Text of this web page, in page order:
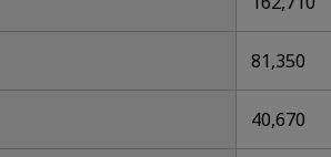
81,350
40,670